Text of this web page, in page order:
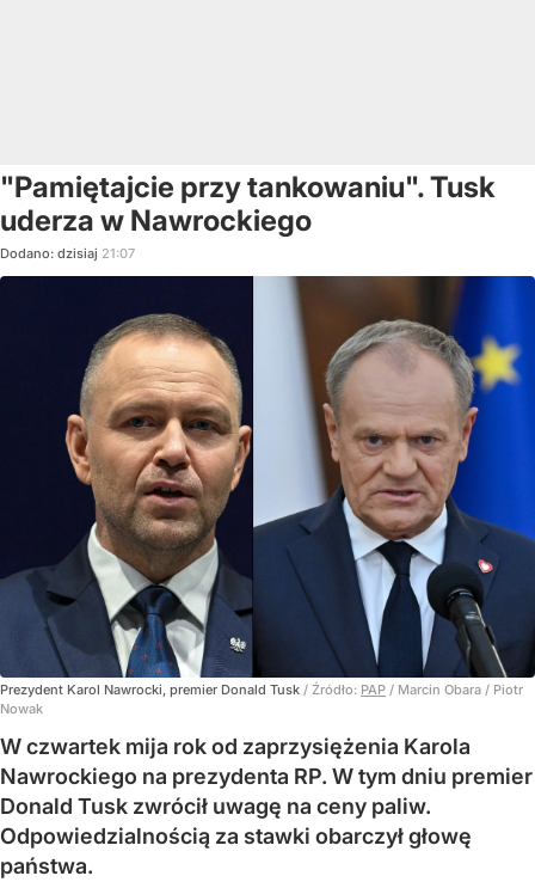
"Pamiętajcie przy tankowaniu". Tusk
uderza w Nawrockiego
Dodano: dzisiaj 21:07
Prezydent Karol Nawrocki, premier Donald Tusk / Źródło: PAP / Marcin Obara / Piotr
Nowak
W czwartek mija rok od zaprzysiężenia Karola
Nawrockiego na prezydenta RP. W tym dniu premier
Donald Tusk zwrócił uwagę na ceny paliw.
Odpowiedzialnością za stawki obarczył głowę
państwa.